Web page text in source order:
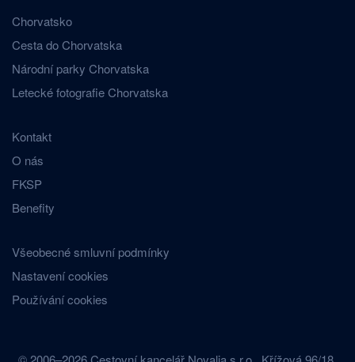
Chorvatsko
Cesta do Chorvatska
Národní parky Chorvatska
Letecké fotografie Chorvatska
Kontakt
O nás
FKSP
Benefity
Všeobecné smluvní podmínky
Nastavení cookies
Používání cookies